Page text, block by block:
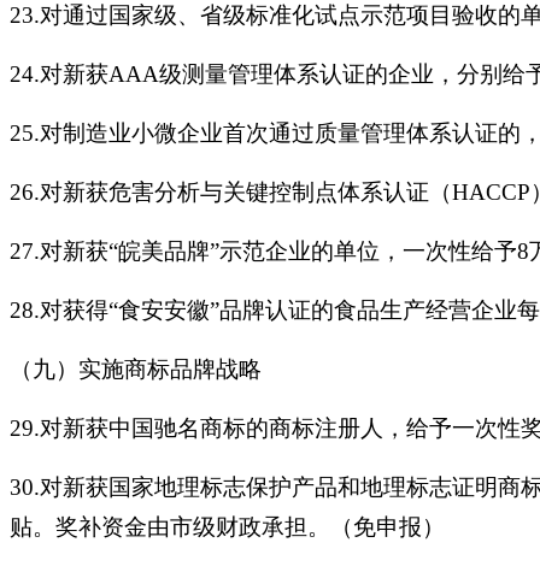
23.对通过国家级、省级标准化试点示范项目验收的
24.对新获AAA级测量管理体系认证的企业，分别
25.对制造业小微企业首次通过质量管理体系认证的
26.对新获危害分析与关键控制点体系认证（
27.对新获“皖美品牌”示范企业的单位，一次性给予
28.对获得“食安安徽”品牌认证的食品生产经营企业
（九）实施商标品牌战略
29.对新获中国驰名商标的商标注册人，给予一次性
30.对新获国家地理标志保护产品和地理标志证明商
贴。奖补资金由市级财政承担。（免申报）